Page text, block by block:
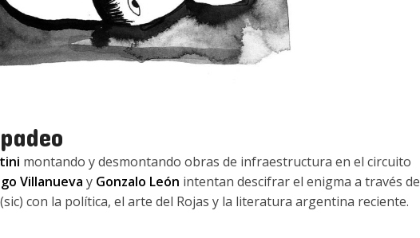
montando y desmontando obras de infraestructura en el circuito
Villanueva y Gonzalo León intentan descifrar el enigma a través de
con la política, el arte del Rojas y la literatura argentina reciente.